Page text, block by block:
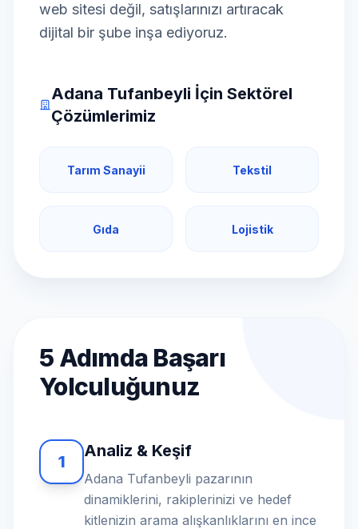
web sitesi değil, satışlarınızı artıracak
dijital bir şube inşa ediyoruz.
Adana Tufanbeyli İçin Sektörel
Çözümlerimiz
Tarım Sanayii Tekstil
Gıda Lojistik
5 Adımda Başarı
Yolculuğunuz
1
Analiz & Keşif
Adana Tufanbeyli pazarının
dinamiklerini, rakiplerinizi ve hedef
kitlenizin arama alışkanlıklarını en ince